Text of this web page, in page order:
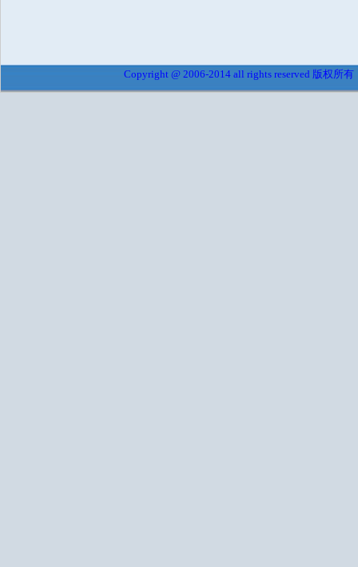
Copyright @ 2006-2014 all rights reserved 版权所